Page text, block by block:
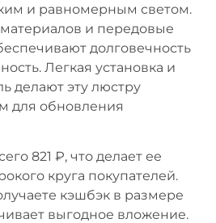
и равномерным светом.
и передовые
долговечность
Легкая установка и
делают эту люстру
для обновления
821 ₽, что делает ее
круга покупателей.
кэшбэк в размере
выгодное вложение.